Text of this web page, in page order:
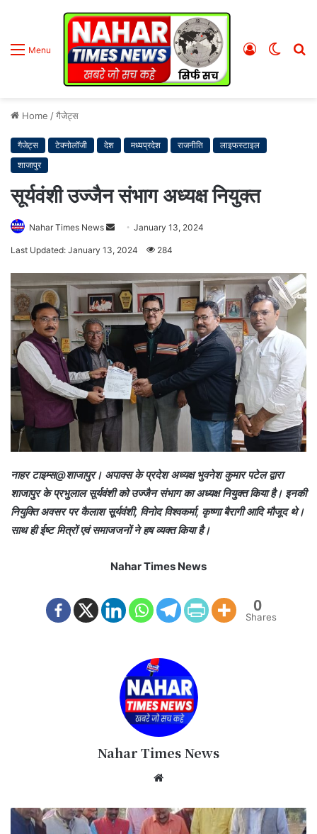
Menu
Switch
Log
Home /गैजेट्स
गैजेट्स टेक्नोलॉजी देश मध्यप्रदेश राजनीति
लाइफस्टाइल
शाजापुर
सूर्यवंशी उज्जैन संभाग अध्यक्ष नियुक्त
Nahar Times News
d
a
n
e
a
i
l
January 13, 2024
Last Updated: January 13, 2024 284
नाहर टाइम्स@शाजापुर। अपाक्स के प्रदेश अध्यक्ष भुवनेश कुमार पटेल द्वारा
शाजापुर के प्रभुलाल सूर्यवंशी को उज्जैन संभाग का अध्यक्ष नियुक्त किया है। इनकी
नियुक्ति अवसर पर कैलाश सूर्यवंशी, विनोद विश्वकर्मा, कृष्णा बैरागी आदि मौजूद थे।
साथ ही ईष्ट मित्रों एवं समाजजनों ने हष व्यक्त किया है।
Nahar Times News
0
Shares
Nahar Times News
te